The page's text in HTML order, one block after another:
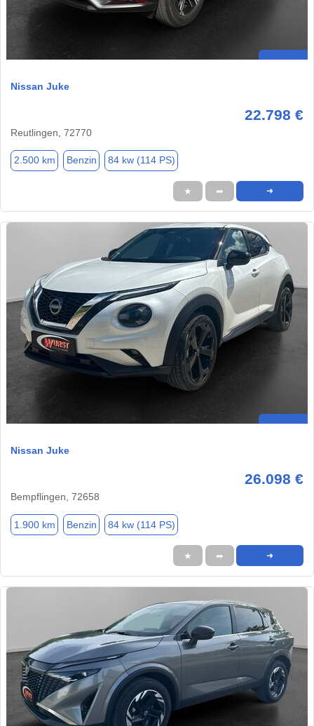
Nissan Juke
22.798 €
Reutlingen, 72770
2.500 km Benzin 84 kw (114 PS)
★ ➦ ➜
Nissan Juke
26.098 €
Bempflingen, 72658
1.900 km Benzin 84 kw (114 PS)
★ ➦ ➜